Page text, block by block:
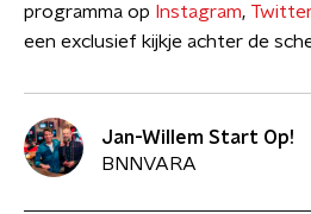
programma op Instagram,
een exclusief kijkje achter de
Jan-Willem Start Op!
BNNVARA